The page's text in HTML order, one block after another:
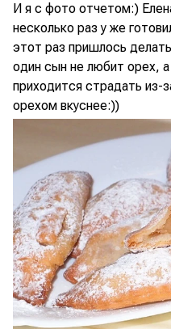
И я с фото отчетом:)
несколько раз у же
этот раз пришлось
один сын не любит орех,
приходится страдать
орехом вкуснее:))